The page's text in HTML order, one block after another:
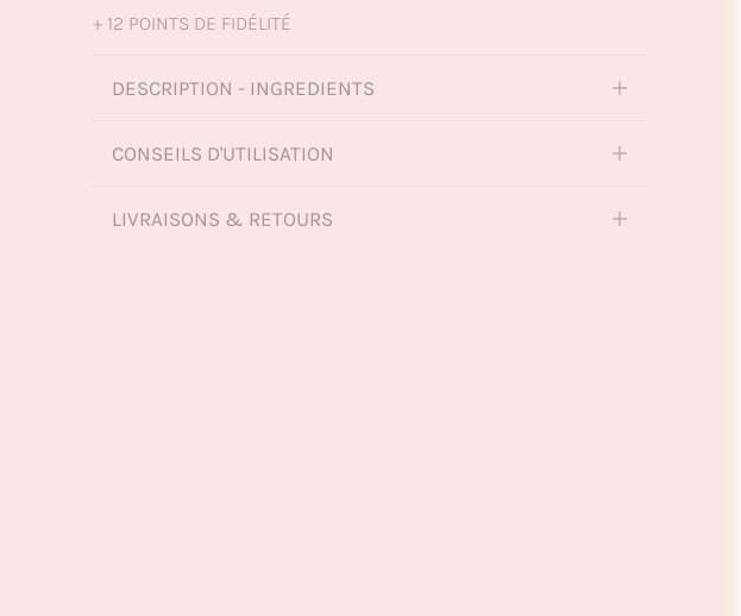
+ 12 POINTS DE FIDÉLITÉ
DESCRIPTION - INGREDIENTS
CONSEILS D'UTILISATION
LIVRAISONS & RETOURS